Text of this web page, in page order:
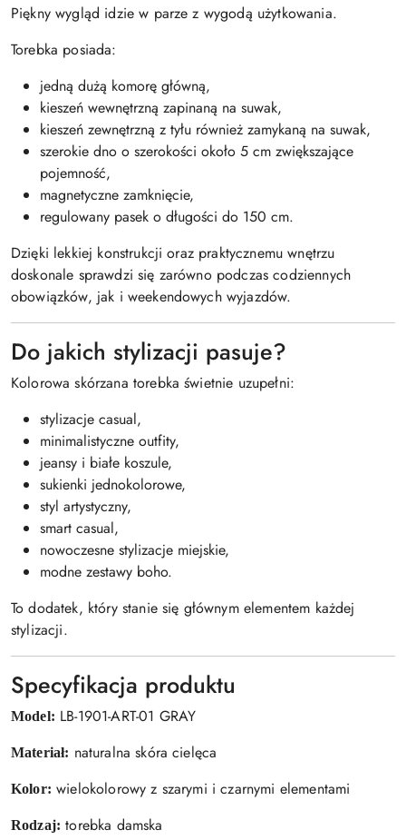
Piękny wygląd idzie w parze z wygodą użytkowania.
Torebka posiada:
jedną dużą komorę główną,
kieszeń wewnętrzną zapinaną na suwak,
kieszeń zewnętrzną z tyłu również zamykaną na suwak,
szerokie dno o szerokości około 5 cm zwiększające
pojemność,
magnetyczne zamknięcie,
regulowany pasek o długości do 150 cm.
Dzięki lekkiej konstrukcji oraz praktycznemu wnętrzu
doskonale sprawdzi się zarówno podczas codziennych
obowiązków, jak i weekendowych wyjazdów.
Do jakich stylizacji pasuje?
Kolorowa skórzana torebka świetnie uzupełni:
stylizacje casual,
minimalistyczne outfity,
jeansy i białe koszule,
sukienki jednokolorowe,
styl artystyczny,
smart casual,
nowoczesne stylizacje miejskie,
modne zestawy boho.
To dodatek, który stanie się głównym elementem każdej
stylizacji.
Specyfikacja produktu
Model: LB-1901-ART-01 GRAY
Materiał: naturalna skóra cielęca
Kolor: wielokolorowy z szarymi i czarnymi elementami
Rodzaj: torebka damska